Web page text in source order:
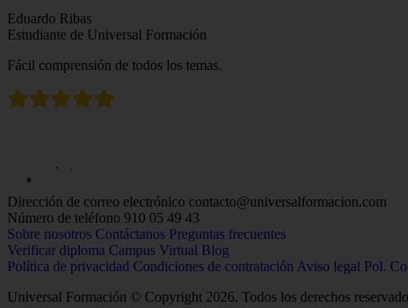
Eduardo Ribas
Estudiante de Universal Formación
Fácil comprensión de todos los temas.
Dirección de correo electrónico contacto@universalformacion.com
Número de teléfono 910 05 49 43
Sobre nosotros Contáctanos Preguntas frecuentes
Verificar diploma Campus Virtual Blog
Política de privacidad Condiciones de contratación Aviso legal Pol.
Universal Formación © Copyright 2026. Todos los derechos